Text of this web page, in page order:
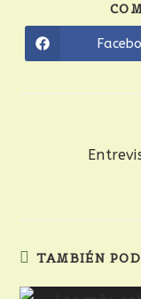
TAMBIÉN